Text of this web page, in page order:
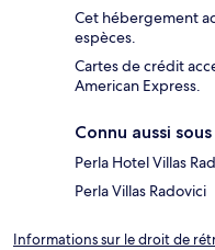
Cet hébergement
espèces.
Cartes de crédit
American Express.
Connu aussi
Perla Hotel Villas
Perla Villas Radovici
Informations sur le droit de